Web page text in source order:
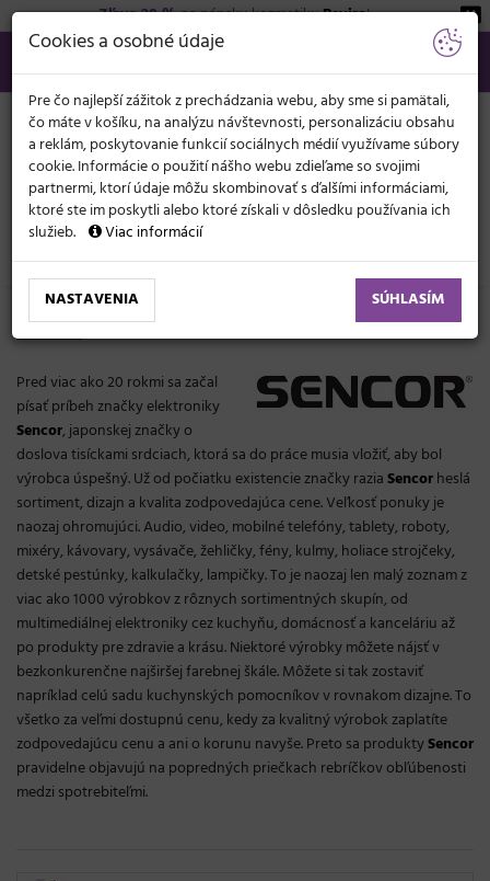
Zľava 20 %na pánsku kozmetikuBeviro!
02/21 201 099
info@svetkadernictva.sk
Po−pia: 8−17
Všetko o nákupe €
KATEGÓRIE
MENU
Značky Sencor
Sencor
Pred viac ako 20 rokmi sa začal
písať príbeh značky elektroniky
Sencor, japonskej značky o
doslova tisíckami srdciach, ktorá sa do práce musia vložiť, aby bol
výrobca úspešný. Už od počiatku existencie značky raziaSencorheslá
sortiment, dizajn a kvalita zodpovedajúca cene. Veľkosť ponuky je
naozaj ohromujúci. Audio, video, mobilné telefóny, tablety, roboty,
mixéry, kávovary, vysávače, žehličky, fény, kulmy, holiace strojčeky,
detské pestúnky, kalkulačky, lampičky. To je naozaj len malý zoznam z
viac ako 1000 výrobkov z rôznych sortimentných skupín, od
multimediálnej elektroniky cez kuchyňu, domácnosť a kanceláriu až
po produkty pre zdravie a krásu. Niektoré výrobky môžete nájsť v
bezkonkurenčne najširšej farebnej škále. Môžete si tak zostaviť
napríklad celú sadu kuchynských pomocníkov v rovnakom dizajne. To
všetko za veľmi dostupnú cenu, kedy za kvalitný výrobok zaplatíte
zodpovedajúcu cenu a ani o korunu navyše. Preto sa produktySencor
pravidelne objavujú na popredných priečkach rebríčkov obľúbenosti
medzi spotrebiteľmi.
Cookies a osobné údaje
Pre čo najlepší zážitok z prechádzania webu, aby sme si pamätali,
čo máte v košíku, na analýzu návštevnosti, personalizáciu obsahu
a reklám, poskytovanie funkcií sociálnych médií využívame súbory
cookie. Informácie o použití nášho webu zdieľame so svojimi
partnermi, ktorí údaje môžu skombinovať s ďalšími informáciami,
ktoré ste im poskytli alebo ktoré získali v dôsledku používania ich
služieb.
Viac informácií
NASTAVENIA SÚHLASÍM